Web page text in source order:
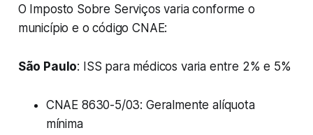
O Imposto Sobre Serviços varia conforme o
município e o código CNAE:
São Paulo: ISS para médicos varia entre 2% e 5%
CNAE 8630-5/03: Geralmente alíquota
mínima